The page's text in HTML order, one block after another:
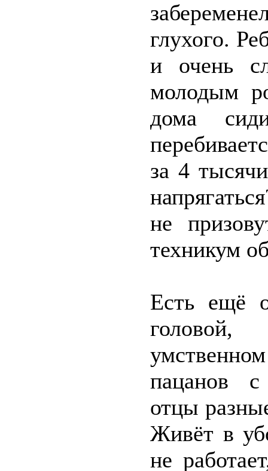
глухого.
и очень
молодым
дома
за 4
не
техникум
Есть ещё
пацанов с
отцы
Живёт в
не